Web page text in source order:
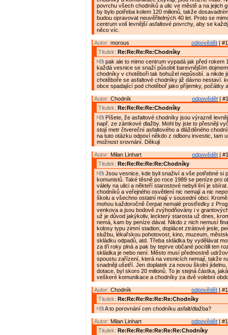
povrchu všech chodníků a ulic ve městě a na jejich
by bylo potřeba kolem 120 milionů, takže
budou opravovat neuvěřitelných 40 let. Proto se
centrum volí levnější asfaltové povrchy, aby se
něco víc.
odpovědět |
Autor: morous
Titulek: Re:Re:Re:Re:Chodníky
pak ale to mimo centrum vypadá jak před rokem
každá vesnice se snaží působit barevnějším
chodníky v chotěboři tak bohužel nepůsobí. a nikde
chotěboře se asfaltové chodníky již dávno nestaví.
obce spadající pod chotěboř jako příjemky, počátky
odpovědět |
Autor: Chodník
Titulek: Re:Re:Re:Re:Chodníky
Píšete, že asfaltové chodníky jsou výrazně
např. ze zámkové dlažby. Mohl by jste to přesněji
stojí metr čtvereční asfaltového a dlážděného
na tuto otázku odpoví někdo z odboru investic, tam
možnost srovnání. Děkuji
odpovědět |
Autor: Milan Linhart
Titulek: Re:Re:Re:Re:Re:Chodníky
Jsou vesnice, kde byli snaživí a vše potřebné si
komunistů. Také těsně po roce 1989 se peníze pro
válely na ulici a někteří starostové nebyli líní je
chodníků a veřejného osvětlení nic nemají a nic
školu a všechno ostatní mají v sousední obci.
mohou každoročně čerpat nemalé prostředky z
venkova a jsou bodově zvýhodňovány i v
už je důvod jakýkoliv, leckterý starosta už dnes,
nemá, kam by peníze dával. Nikdo z nich nemusí
kolosy typu zimní stadion, doplácet ztrátové jesle,
službu, lékařskou pohotovost, kino, muzeum,
skládku odpadů, atd. Třeba skládka by vydělávat
za tři roky plná a pak by teprve občané pocítili ten
skládka je nebo není. Město musí přednostně
spoustu zařízení, která na vesnicích nemají, takže
snadněji ušetří. Jen doplatek za novou školní
dotace, byl skoro 20 milionů. To je stejná částka,
veškeré komunikace a chodníky za dvě volební
odpovědět |
Autor: Chodník
Titulek: Re:Re:Re:Re:Re:Re:Chodníky
A to porovnání cen chodníku asfalt/dlažba?
odpovědět |
Autor: Milan Linhart
Titulek: Re:Re:Re:Re:Re:Re:Re:Chodníky